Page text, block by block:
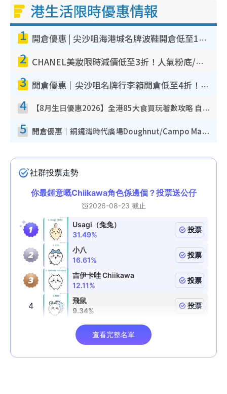
港生活限時優惠情報
1 開倉優惠 | 尖沙咀海港城名牌波鞋開倉低至1折！On鞋$899起／Joy&Peace鞋履$98起
2 CHANEL美妝限時減價低至3折！人氣粉底/唇膏/精華液低至$275！COCO香水都有平
3 開倉優惠｜尖沙咀名牌行李箱開倉低至4折！一連5日 American Tourister/ace./Hallmark $200起！
4 【8月生日優惠2026】全港85大食買玩著數攻略 自助餐/火鍋放題同行免費＋誠品/DONKI送現金券
5 開倉優惠｜銅鑼灣時代廣場Doughnut/Campo Marzio開倉低至1折！背囊、書包、手袋劈價$200起